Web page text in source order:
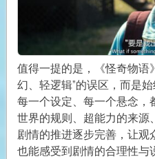
值得一提的是，《怪奇物语
幻、轻逻辑”的误区，而是
每一个设定、每一个悬念，
世界的规则、超能力的来源
剧情的推进逐步完善，让观
也能感受到剧情的合理性与